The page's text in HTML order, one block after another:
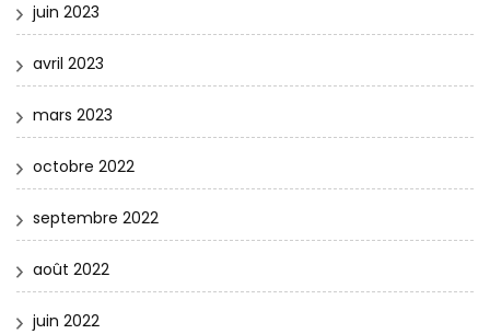
juin 2023
avril 2023
mars 2023
octobre 2022
septembre 2022
août 2022
juin 2022